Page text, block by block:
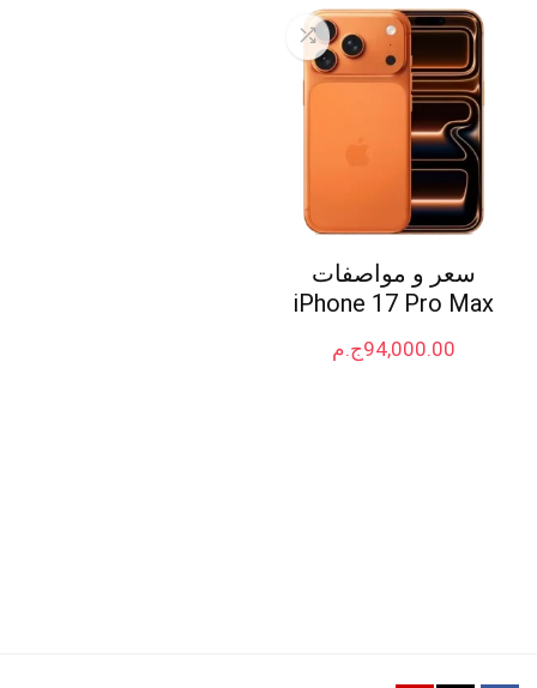
سعر و مواصفات
iPhone 17 Pro Max
ج.م94,000.00